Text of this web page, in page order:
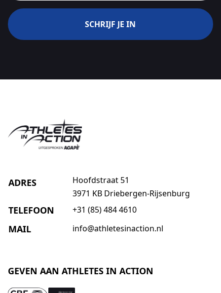
(Vereist)
ADRES
Hoofdstraat 51
3971 KB Driebergen-Rijsenburg
TELEFOON +31 (85) 484 4610
MAIL info@athletesinaction.nl
GEVEN AAN ATHLETES IN ACTION